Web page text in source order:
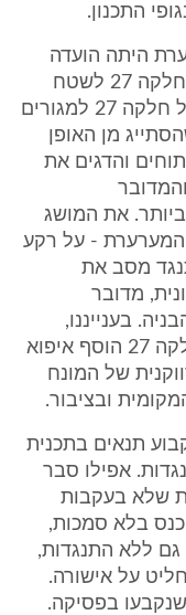
התכנון.
היתה הועדה
המחוזית מוסמכת להשאיר את יעוד חלקה 27 לשטח
ציבורי פתוח על כנו. ליעוד המוצע של חלקה 27 למגורים
מן האופן
והדגים את
במפורש גם בחלקה 27, והמדובר
את המושג
- על רקע
מסב את
מדובר
בענייננו,
התנאי שקבעה המערערת בנוגע לחלקה 27 הוסף איפוא
של המונח
ובציבור.
תנאים בתכנית
אפילו סבר
שלא בעקבות
בלא סמכות,
גם ללא התנגדות,
על אישורה.
בפסיקה.